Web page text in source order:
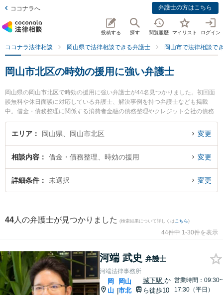
ココナラへ 弁護士の方はこちら
投稿する 探す 閲覧履歴 マイリスト ログイン
ココナラ法律相談 岡山県で法律相談できる弁護士 岡山市で法律相談で
岡山市北区の時効の援用に強い弁護士
岡山県の岡山市北区で時効の援用に強い弁護士が44名見つかりました。初回面
談無料や休日面談に対応している弁護士、解決事例を持つ弁護士なども掲載
中。借金・債務整理に関係する消費者金融の債務整理やクレジット会社の債務
整理、リボ払いの債務整理等の細かな分野での絞り込み検索もでき便利です。
特に河端法律事務所の河端 武史弁護士やすずかけ法律事務所の宮平 靖子弁護
トラブルを今すぐに弁護士に相談したい』『時効の援用のトラブル解決の実績
豊富な近くの弁護士を検索したい』『初回相談無料で時効の援用を法律相談で
きる岡山市北区内の弁護士に相談予約したい』などでお困りの相談者さんにお
エリア 岡山県、岡山市北区 変更
相談内容 借金・債務整理、時効の援用 変更
詳細条件 未選択 変更
44 人の弁護士が見つかりました (検索結果について詳しくは こちら)
44件中 1-30件を表示
河端 武史 弁護士
河端法律事務所
岡
山 |
岡山
市北
城下駅 か
ら徒歩10
営業時間：09:30~
17:30（平日）